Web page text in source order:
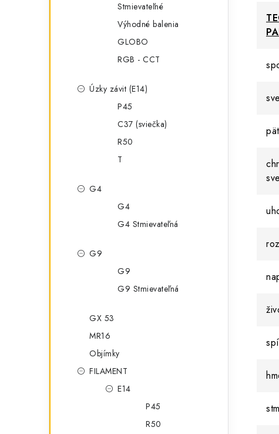
Stmievateľné
Výhodné balenia
GLOBO
RGB - CCT
Úzky závit (E14)
P45
C37 (sviečka)
R50
T
G4
G4
G4 Stmievateľná
G9
G9
G9 Stmievateľná
GX 53
MR16
Objímky
FILAMENT
E14
P45
R50